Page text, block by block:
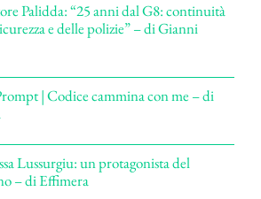
Palidda: “25 anni dal G8: continuità
e delle polizie” – di Gianni
| Codice cammina con me – di
Lussurgiu: un protagonista del
– di Effimera